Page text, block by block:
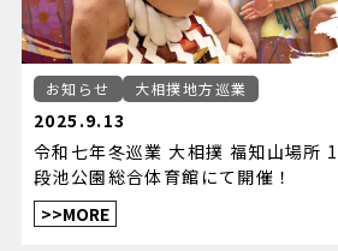
お知らせ 大相撲地方巡業
2025.9.13
令和七年冬巡業 大相撲 福知山場
段池公園総合体育館にて開催！
>>MORE